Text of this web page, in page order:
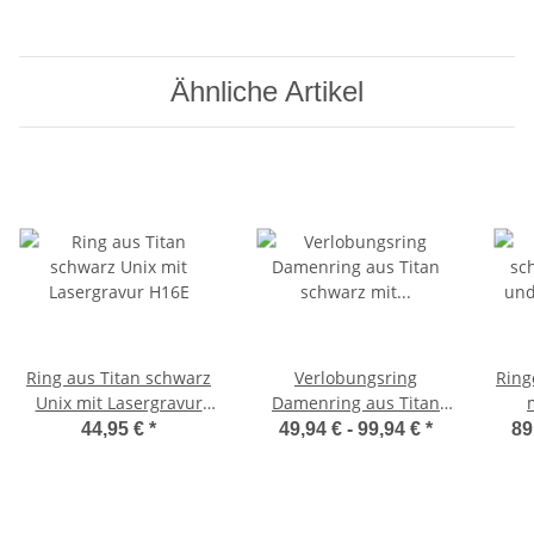
Ähnliche Artikel
Ring aus Titan schwarz
Unix mit Lasergravur
H16E
44,95 € *
Verlobungsring
Damenring aus Titan
schwarz mit Lasergravur
49,94 € - 99,94 € *